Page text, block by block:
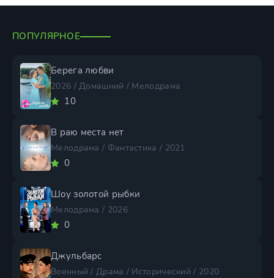
ПОПУЛЯРНОЕ
Берега любви
2026 / Домашний / Мелодрама
10
В раю места нет
Мелодрама / Фантастика / 2021
0
Шоу золотой рыбки
Мелодрама / 2026
0
Джульбарс
Военный / Драма / Исторический / 2020